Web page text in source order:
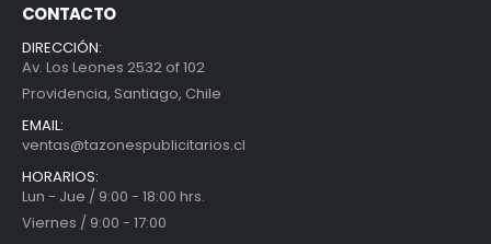
CONTACTO
DIRECCIÓN:
Av. Los Leones 2532 of 102
Providencia, Santiago, Chile
EMAIL:
ventas@tazonespublicitarios.cl
HORARIOS:
Lun - Jue / 9:00 - 18:00 hrs.
Viernes / 9:00 - 17:00